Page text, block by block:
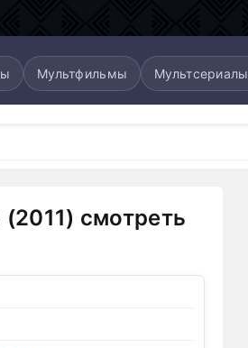
Мультфильмы Мультсериалы
смотреть